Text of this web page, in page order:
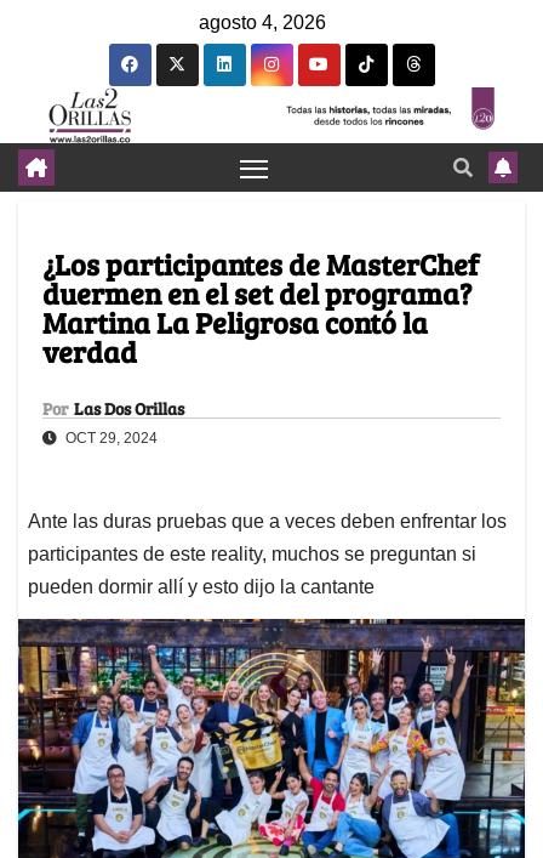
agosto 4, 2026
¿Los participantes de MasterChef
duermen en el set del programa?
Martina La Peligrosa contó la
verdad
Por Las Dos Orillas
OCT 29, 2024
Ante las duras pruebas que a veces deben enfrentar los
participantes de este reality, muchos se preguntan si
pueden dormir allí y esto dijo la cantante